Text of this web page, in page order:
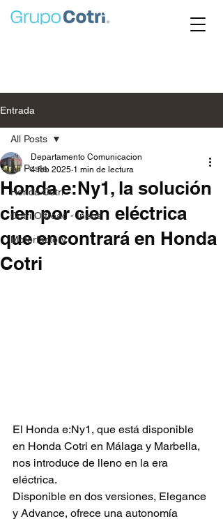
Entrada
All Posts
Honda Cotri
Cotri Offroad - Ineos
Motorfactory
All Posts
Honda e:Ny1, la solución
cien por cien eléctrica
que encontrará en Honda
Cotri
Departamento Comunicacion
4 feb 2025 1 min de lectura
El Honda e:Ny1, que está disponible
en Honda Cotri en Málaga y Marbella,
nos introduce de lleno en la era
eléctrica.
Disponible en dos versiones, Elegance
y Advance, ofrece una autonomía